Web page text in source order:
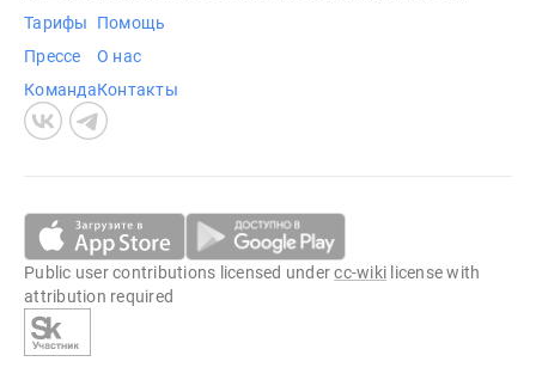
Тарифы
Прессе
Команда
Помощь
О нас
Контакты
Public user contributions licensed undercc-wiki license with
attribution required